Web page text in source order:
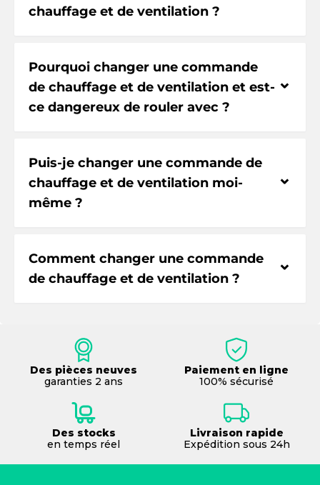
chauffage et de ventilation ?
Pourquoi changer une commande
de chauffage et de ventilation et est-
ce dangereux de rouler avec ?
⌃
Puis-je changer une commande de
chauffage et de ventilation moi-
même ?
⌃
Comment changer une commande
de chauffage et de ventilation ?
⌃
Des pièces neuves
garanties 2 ans
Paiement en ligne
100% sécurisé
Des stocks
en temps réel
Livraison rapide
Expédition sous 24h